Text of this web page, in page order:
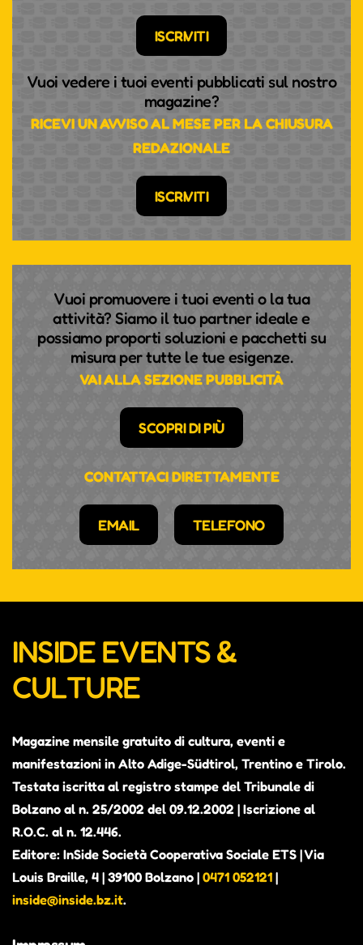
ISCRIVITI
Vuoi vedere i tuoi eventi pubblicati sul nostro
magazine?
RICEVI UN AVVISO AL MESE PER LA CHIUSURA
REDAZIONALE
ISCRIVITI
Vuoi promuovere i tuoi eventi o la tua
attività? Siamo il tuo partner ideale e
possiamo proporti soluzioni e pacchetti su
misura per tutte le tue esigenze.
VAI ALLA SEZIONE PUBBLICITÀ
SCOPRI DI PIÙ
CONTATTACI DIRETTAMENTE
EMAIL TELEFONO
INSIDE EVENTS &
CULTURE
Magazine mensile gratuito di cultura, eventi e
manifestazioni in Alto Adige-Südtirol, Trentino e Tirolo.
Testata iscritta al registro stampe del Tribunale di
Bolzano al n. 25/2002 del 09.12.2002 | Iscrizione al
R.O.C. al n. 12.446.
Editore: InSide Società Cooperativa Sociale ETS | Via
Louis Braille, 4 | 39100 Bolzano | 0471 052121 |
inside@inside.bz.it.